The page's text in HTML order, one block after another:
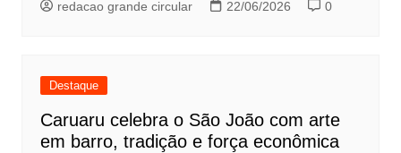
redacao grande circular 22/06/2026 0
Destaque
Caruaru celebra o São João com arte
em barro, tradição e força econômica